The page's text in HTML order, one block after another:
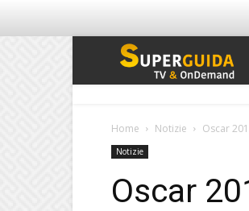
Home Notizie Oscar
Notizie
Oscar